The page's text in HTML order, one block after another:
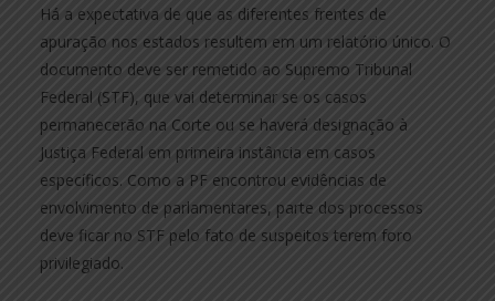
Há a expectativa de que as diferentes frentes de
apuração nos estados resultem em um relatório único. O
documento deve ser remetido ao Supremo Tribunal
Federal (STF), que vai determinar se os casos
permanecerão na Corte ou se haverá designação à
Justiça Federal em primeira instância em casos
específicos. Como a PF encontrou evidências de
envolvimento de parlamentares, parte dos processos
deve ficar no STF pelo fato de suspeitos terem foro
privilegiado.